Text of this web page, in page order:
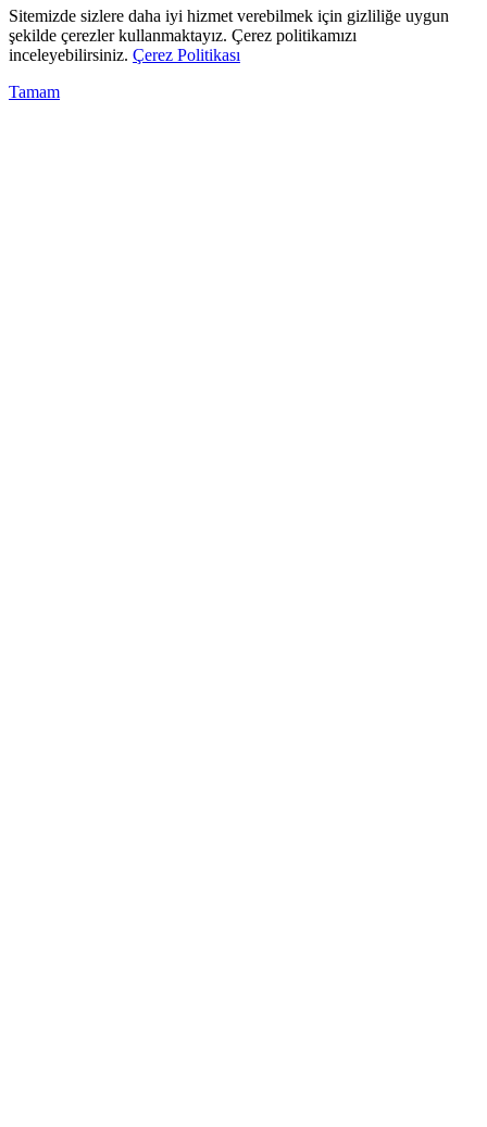
Sitemizde sizlere daha iyi hizmet verebilmek için gizliliğe uygun
şekilde çerezler kullanmaktayız. Çerez politikamızı
inceleyebilirsiniz. Çerez Politikası
Tamam